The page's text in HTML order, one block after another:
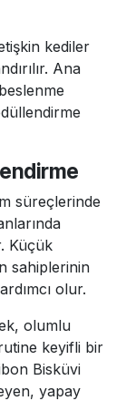
kediler
Ana
süreçlerinde
Küçük
sahiplerinin
olur.
olumlu
keyifli bir
Bisküvi
yapay